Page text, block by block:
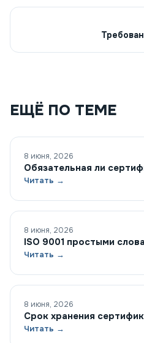
ЕЩЁ ПО ТЕМЕ
8 июня, 2026
Обязательная ли
Читать →
8 июня, 2026
ISO 9001 простыми
Читать →
8 июня, 2026
Срок хранения
Читать →